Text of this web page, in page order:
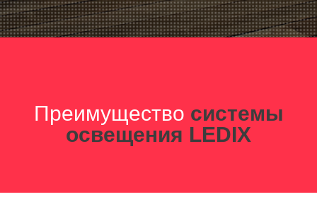
Преимущество системы
освещения LEDIX